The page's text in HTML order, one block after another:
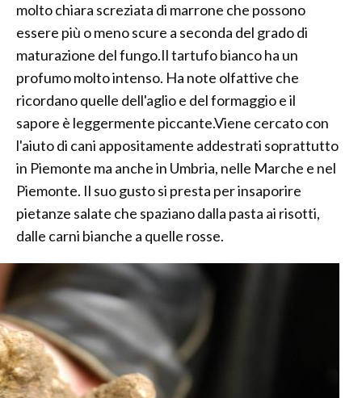
molto chiara screziata di marrone che possono
essere più o meno scure a seconda del grado di
maturazione del fungo.Il tartufo bianco ha un
profumo molto intenso. Ha note olfattive che
ricordano quelle dell'aglio e del formaggio e il
sapore è leggermente piccante.Viene cercato con
l'aiuto di cani appositamente addestrati soprattutto
in Piemonte ma anche in Umbria, nelle Marche e nel
Piemonte. Il suo gusto si presta per insaporire
pietanze salate che spaziano dalla pasta ai risotti,
dalle carni bianche a quelle rosse.